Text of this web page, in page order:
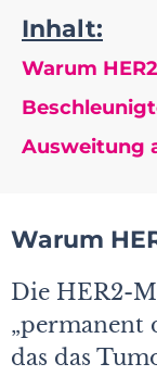
Inhalt:
Warum
Ausweitung
Warum
Die HER2-
„permanent
das das